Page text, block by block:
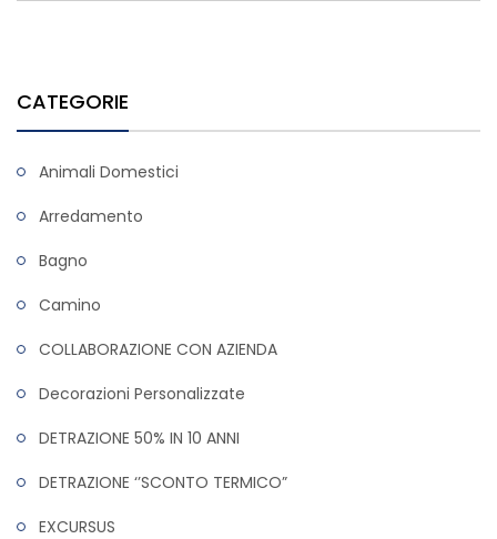
CATEGORIE
Animali Domestici
Arredamento
Bagno
Camino
COLLABORAZIONE CON AZIENDA
Decorazioni Personalizzate
DETRAZIONE 50% IN 10 ANNI
DETRAZIONE ‘’SCONTO TERMICO”
EXCURSUS